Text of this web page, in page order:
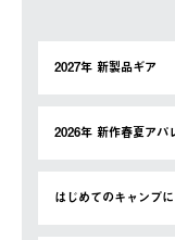
2027年 新製品ギア
2026年 新作春夏アパ
はじめてのキャンプ